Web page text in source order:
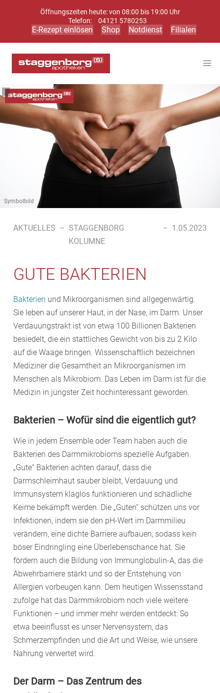
Öffnungszeiten heute: von 08:00 bis 19:00 Uhr
Telefon:
04121 5780253
E-Rezept einlösen Shop Notdienst Filialen
Symbolbild
AKTUELLES – STAGGENBORG
KOLUMNE
– 1.05.2023
GUTE BAKTERIEN
Bakterien und Mikroorganismen sind allgegenwärtig.
Sie leben auf unserer Haut, in der Nase, im Darm. Unser
Verdauungstrakt ist von etwa 100 Billionen Bakterien
besiedelt, die ein stattliches Gewicht von bis zu 2 Kilo
auf die Waage bringen. Wissenschaftlich bezeichnen
Mediziner die Gesamtheit an Mikroorganismen im
Menschen als Mikrobiom. Das Leben im Darm ist für die
Medizin in jüngster Zeit hochinteressant geworden.
Bakterien – Wofür sind die eigentlich gut?
Wie in jedem Ensemble oder Team haben auch die
Bakterien des Darmmikrobioms spezielle Aufgaben.
„Gute“ Bakterien achten darauf, dass die
Darmschleimhaut sauber bleibt, Verdauung und
Immunsystem klaglos funktionieren und schädliche
Keime bekämpft werden. Die „Guten“ schützen uns vor
Infektionen, indem sie den pH-Wert im Darmmilieu
verändern, eine dichte Barriere aufbauen, sodass kein
böser Eindringling eine Überlebenschance hat. Sie
fördern auch die Bildung von Immunglobulin-A, das die
Abwehrbarriere stärkt und so der Entstehung von
Allergien vorbeugen kann. Dem heutigen Wissensstand
zufolge hat das Darmmikrobiom noch viele weitere
Funktionen – und immer mehr werden entdeckt: So
etwa beeinflusst es unser Nervensystem, das
Schmerzempfinden und die Art und Weise, wie unsere
Nahrung verwertet wird.
Der Darm – Das Zentrum des